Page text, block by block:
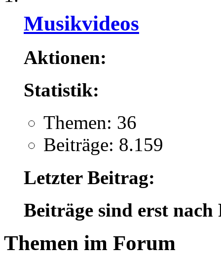
Musikvideos
Aktionen:
Statistik:
Themen: 36
Beiträge: 8.159
Letzter Beitrag:
Beiträge sind erst
Themen im Forum